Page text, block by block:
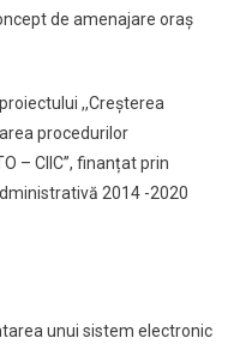
de amenajare oraș
,,Creșterea
procedurilor
– CIIC’’, finanțat prin
2014 -2020
unui sistem electronic